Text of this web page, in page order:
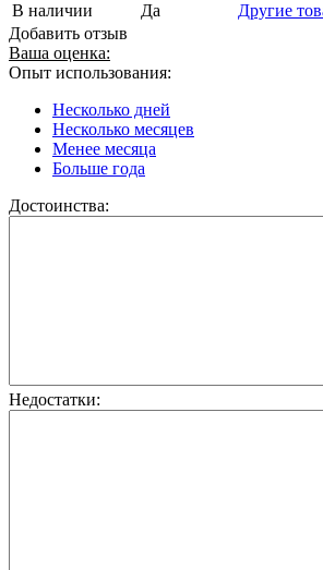
В наличии
Да
Другие
Добавить отзыв
Ваша оценка:
Опыт использования:
Несколько дней
Несколько месяцев
Менее месяца
Больше года
Достоинства:
Недостатки: